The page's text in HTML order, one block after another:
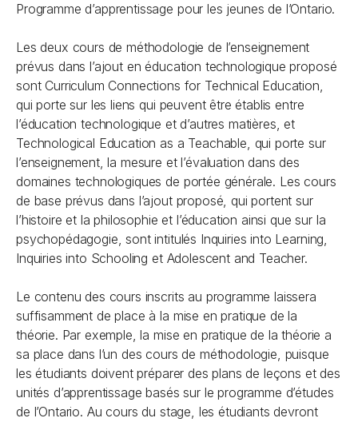
Programme d’apprentissage pour les jeunes de l’Ontario.
Les deux cours de méthodologie de l’enseignement
prévus dans l’ajout en éducation technologique proposé
sont Curriculum Connections for Technical Education,
qui porte sur les liens qui peuvent être établis entre
l’éducation technologique et d’autres matières, et
Technological Education as a Teachable, qui porte sur
l’enseignement, la mesure et l’évaluation dans des
domaines technologiques de portée générale. Les cours
de base prévus dans l’ajout proposé, qui portent sur
l’histoire et la philosophie et l’éducation ainsi que sur la
psychopédagogie, sont intitulés Inquiries into Learning,
Inquiries into Schooling et Adolescent and Teacher.
Le contenu des cours inscrits au programme laissera
suffisamment de place à la mise en pratique de la
théorie. Par exemple, la mise en pratique de la théorie a
sa place dans l’un des cours de méthodologie, puisque
les étudiants doivent préparer des plans de leçons et des
unités d’apprentissage basés sur le programme d’études
de l’Ontario. Au cours du stage, les étudiants devront